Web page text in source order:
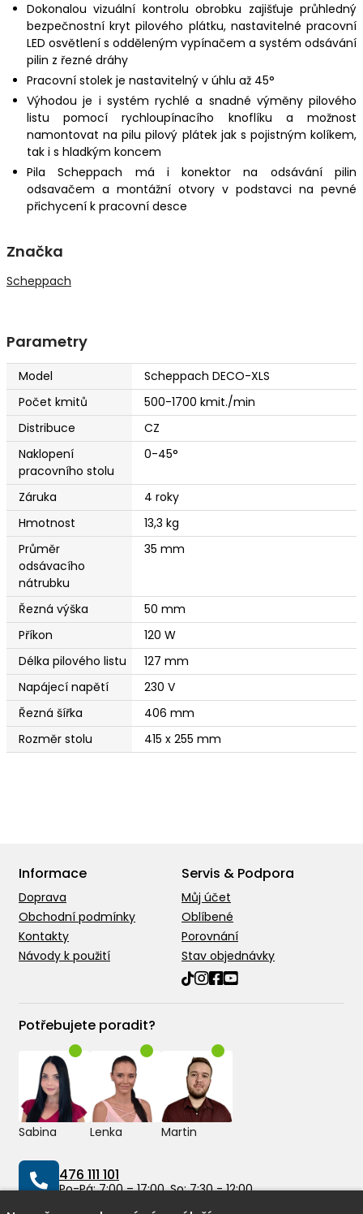
Dokonalou vizuální kontrolu obrobku zajišťuje průhledný
bezpečnostní kryt pilového plátku, nastavitelné pracovní
LED osvětlení s odděleným vypínačem a systém odsávání
pilin z řezné dráhy
Pracovní stolek je nastavitelný v úhlu až 45°
Výhodou je i systém rychlé a snadné výměny pilového
listu pomocí rychloupínacího knoflíku a možnost
namontovat na pilu pilový plátek jak s pojistným kolíkem,
tak i s hladkým koncem
Pila Scheppach má i konektor na odsávání pilin
odsavačem a montážní otvory v podstavci na pevné
přichycení k pracovní desce
Značka
Scheppach
Parametry
Model
Scheppach DECO-XLS
Počet kmitů
500-1700 kmit./min
Distribuce
CZ
Naklopení
pracovního stolu
0-45°
Záruka
4 roky
Hmotnost
13,3 kg
Průměr
odsávacího
nátrubku
35 mm
Řezná výška
50 mm
Příkon
120 W
Délka pilového listu
127 mm
Napájecí napětí
230 V
Řezná šířka
406 mm
Rozměr stolu
415 x 255 mm
Informace
Doprava
Obchodní podmínky
Kontakty
Návody k použití
Servis & Podpora
Můj účet
Oblíbené
Porovnání
Stav objednávky
Potřebujete poradit?
Sabina Lenka Martin
476 111 101
Po-Pá: 7:00 – 17:00, So: 7:30 - 12:00